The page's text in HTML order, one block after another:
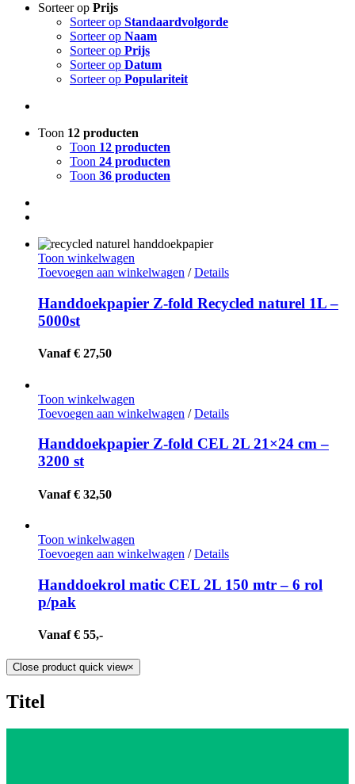
Sorteer op Prijs
Sorteer op Standaardvolgorde
Sorteer op Naam
Sorteer op Prijs
Sorteer op Datum
Sorteer op Populariteit
Toon 12 producten
Toon 12 producten
Toon 24 producten
Toon 36 producten
Toon winkelwagen
Toevoegen aan winkelwagen / Details
Handdoekpapier Z-fold Recycled naturel 1L –
5000st
Vanaf € 27,50
Toon winkelwagen
Toevoegen aan winkelwagen / Details
Handdoekpapier Z-fold CEL 2L 21×24 cm –
3200 st
Vanaf € 32,50
Toon winkelwagen
Toevoegen aan winkelwagen / Details
Handdoekrol matic CEL 2L 150 mtr – 6 rol
p/pak
Vanaf € 55,-
Close product quick view×
Titel